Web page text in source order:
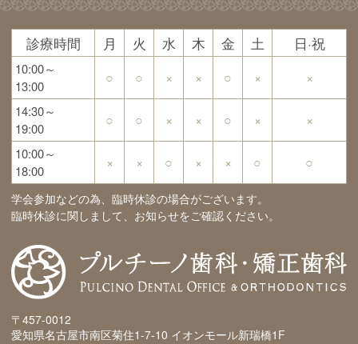
診療時間 月 火 水 木 金 土 日·祝
10:00～
13:00
○ ○ × × ○ × ×
14:30～
19:00
○ ○ × × ○ × ×
10:00～
18:00
× × ○ × × ○ ○
学会参加などの為、臨時休診の場合がございます。
臨時休診に関しまして、お知らせをご確認ください。
〒457-0012
愛知県名古屋市南区菊住1-7-10 イオンモール新瑞橋1F